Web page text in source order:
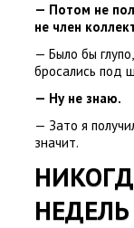
— Потом не
не член
— Было бы глупо,
бросались под
— Ну не знаю.
— Зато я
значит.
НЕДЕЛЬ